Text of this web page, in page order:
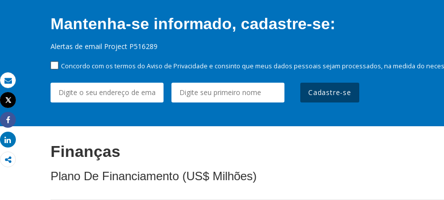
Email
Imprimir
Tweet
Share
Share
Mantenha-se informado, cadastre-se:
Alertas de email Project P516289
Concordo com os termos do Aviso de Privacidade e consinto que meus dados pessoais sejam processados, na medida do
Cadastre-se
Finanças
Plano De Financiamento (US$ Milhões)